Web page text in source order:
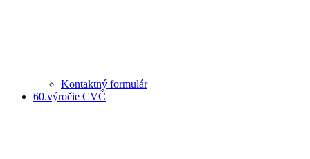
Kontaktný formulár
60.výročie CVČ